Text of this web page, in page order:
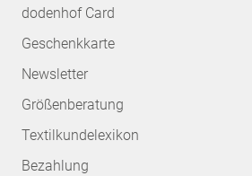
dodenhof Card
Geschenkkarte
Newsletter
Größenberatung
Textilkundelexikon
Bezahlung